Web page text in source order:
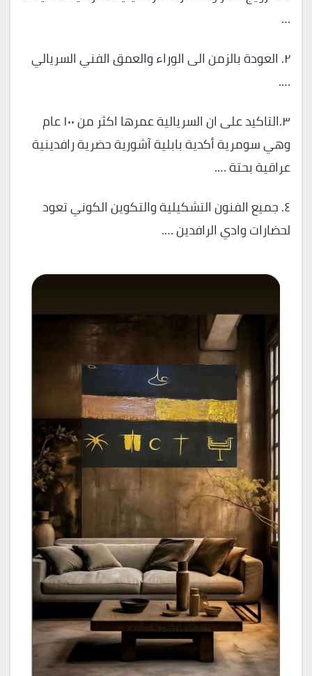
…
٢. العودة بالزمن الى الوراء والعمق الفني السريالي
….
٣.التاكيد على ان السريالية عمرها اكثر من ١٠٠ عام
وهي سومرية أكدية بابلية آشورية حضرية رافدينية
عراقية بحتة ….
٤. جميع الفنون التشكيلية والتكوين الكوني تعود
لحضارات وادي الرافدين ….